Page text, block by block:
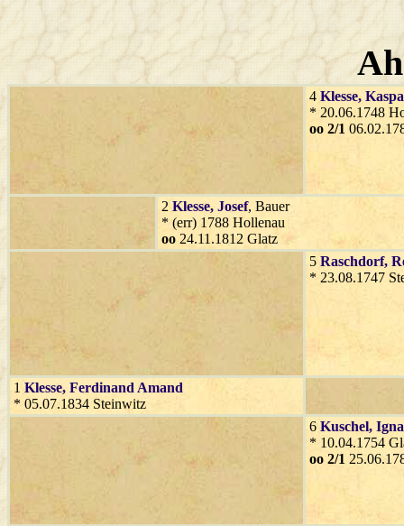
4 Klesse,
* 20.06.1748
oo 2/1
2 Klesse, Josef, Bauer
* (err) 1788 Hollenau
oo 24.11.1812 Glatz
5 Raschdorf,
* 23.08.1747
1 Klesse, Ferdinand Amand
* 05.07.1834 Steinwitz
6 Kuschel,
* 10.04.1754
oo 2/1